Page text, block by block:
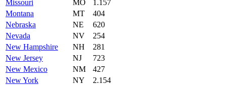
Missouri
MO
1.157
Montana
MT
404
Nebraska
NE
620
Nevada
NV
254
New Hampshire
NH
281
New Jersey
NJ
723
New Mexico
NM
427
New York
NY
2.154